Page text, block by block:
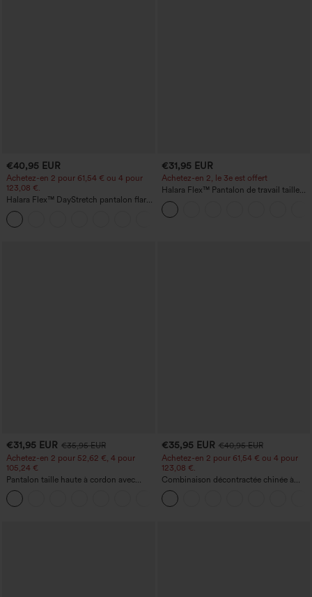
€40,95 EUR
Achetez-en 2 pour 61,54 € ou 4 pour
123,08 €.
Halara Flex™ DayStretch pantalon flare
de travail, taille mi-haute, poche latérale
zippée
€31,95 EUR
Achetez-en 2, le 3e est offert
Halara Flex™ Pantalon de travail taille
haute avec poche latérale arrière et
légère coupe évasée
€31,95 EUR €35,95 EUR
Achetez-en 2 pour 52,62 €, 4 pour
105,24 €
Pantalon taille haute à cordon avec
poches, jambe large et coupe ample,
style décontracté, effet lin
€35,95 EUR €40,95 EUR
Achetez-en 2 pour 61,54 € ou 4 pour
123,08 €.
Combinaison décontractée chinée à
bretelles réglables, fronces et jambes
larges, avec poches — facile comme
tout